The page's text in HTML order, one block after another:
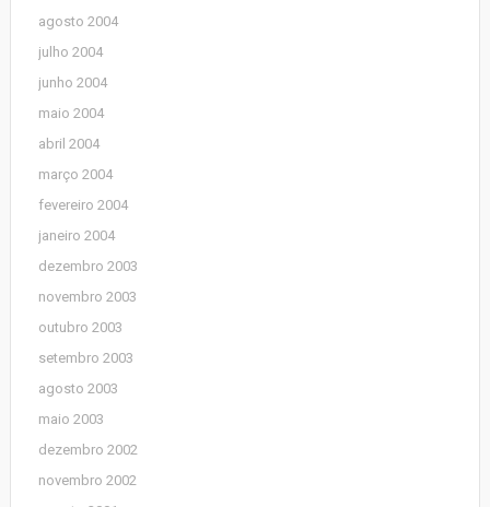
agosto 2004
julho 2004
junho 2004
maio 2004
abril 2004
março 2004
fevereiro 2004
janeiro 2004
dezembro 2003
novembro 2003
outubro 2003
setembro 2003
agosto 2003
maio 2003
dezembro 2002
novembro 2002